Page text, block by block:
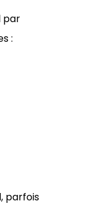
par
:
parfois